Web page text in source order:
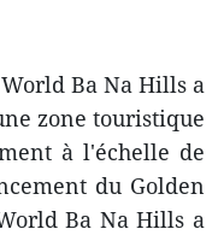
Ba Na Hills a
zone touristique
à l'échelle de
du Golden
Ba Na Hills a